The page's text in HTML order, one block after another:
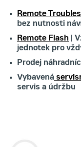
Remote
bez nutnosti
Remote Flash |
jednotek pro
Prodej
Vybavená
servis a údržbu